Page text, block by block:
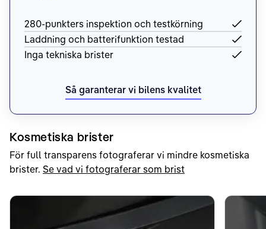
280-punkters inspektion och testkörning
Laddning och batterifunktion testad
Inga tekniska brister
Så garanterar vi bilens kvalitet
Kosmetiska brister
För full transparens fotograferar vi mindre kosmetiska
brister. Se vad vi fotograferar som brist